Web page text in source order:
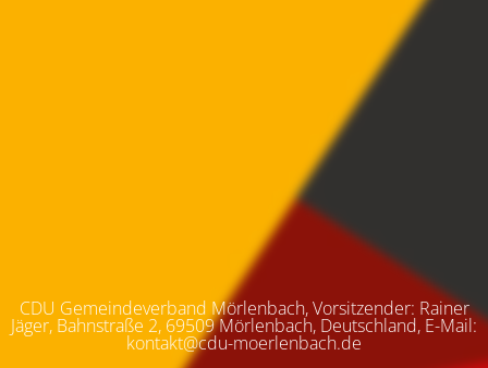
CDU Gemeindeverband Mörlenbach, Vorsitzender: Rainer
Jäger, Bahnstraße 2, 69509 Mörlenbach, Deutschland, E-Mail:
kontakt@cdu-moerlenbach.de